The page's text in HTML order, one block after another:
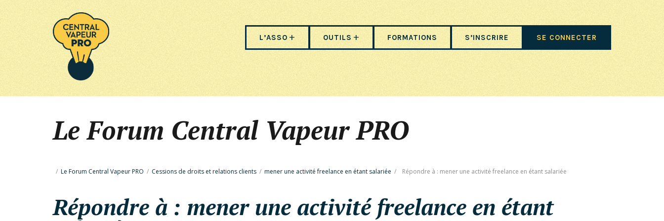
L’ASSO OUTILS FORMATIONS S’INSCRIRE SE CONNECTER
Le Forum Central Vapeur PRO
/ Le Forum Central Vapeur PRO / Cessions de droits et relations clients / mener une activité freelance en étant salariée / Répondre à : mener une activité freelance en étant salariée
Répondre à : mener une activité freelance en étant